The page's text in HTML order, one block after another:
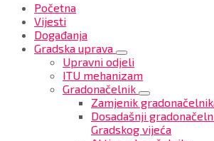
Početna
Vijesti
Događanja
Gradska uprava
Upravni odjeli
ITU mehanizam
Gradonačelnik
Zamjenik
Dosadašnji
Gradskog vijeća